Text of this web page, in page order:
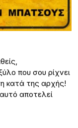
που σου ρίχνει
κατά της αρχής!
αποτελεί